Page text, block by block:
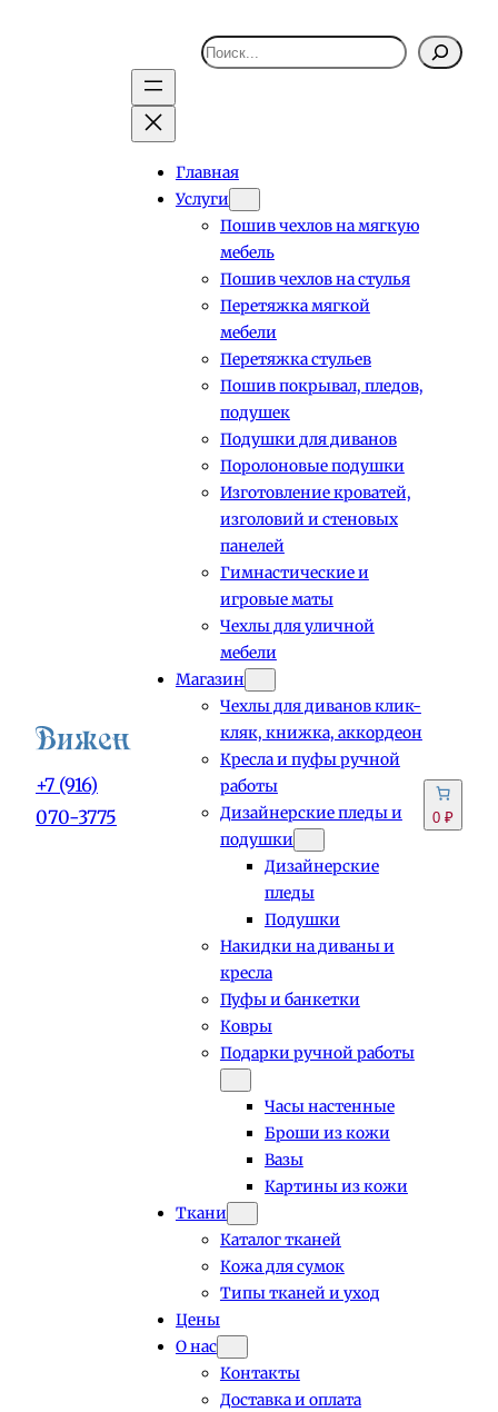
+7 (916)
070-3775
Поиск
Главная
Услуги
Пошив чехлов на мягкую
мебель
Пошив чехлов на стулья
Перетяжка мягкой
мебели
Перетяжка стульев
Пошив покрывал, пледов,
подушек
Подушки для диванов
Поролоновые подушки
Изготовление кроватей,
изголовий и стеновых
панелей
Гимнастические и
игровые маты
Чехлы для уличной
мебели
Магазин
Чехлы для диванов клик-
кляк, книжка, аккордеон
Кресла и пуфы ручной
работы
Дизайнерские пледы и
подушки
Дизайнерские
пледы
Подушки
Накидки на диваны и
кресла
Пуфы и банкетки
Ковры
Подарки ручной работы
Часы настенные
Броши из кожи
Вазы
Картины из кожи
Ткани
Каталог тканей
Кожа для сумок
Типы тканей и уход
Цены
О нас
Контакты
Доставка и оплата
0 ₽